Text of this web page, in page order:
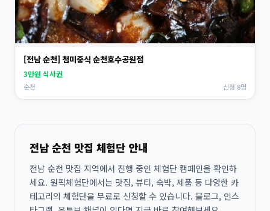
[전남 순천] 첨미중식 순천호수공원점
3만원 식사권
순천 신청 8명
전남 순천 맛집 체험단 안내
전남 순천 맛집 지역에서 진행 중인 체험단 캠페인을 확인하
세요. 원픽체험단에서는 맛집, 뷰티, 숙박, 제품 등 다양한 카
테고리의 체험단을 무료로 신청할 수 있습니다. 블로그, 인스